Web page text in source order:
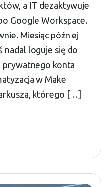
a IT dezaktywuje
Google Workspace.
Miesiąc później
nadal loguje się do
prywatnego konta
w Make
którego […]